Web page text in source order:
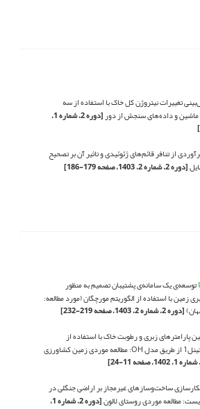
تغییرات نیتروژن کل خاک با استفاده از سه
ماشین و داده‌های سنجش از دور
[دوره 2، شماره 1،
از تنافر قائم‌های ژئوئیدی و تاثیر آن بر تصحیح
[دوره 2، شماره 2، 1403، صفحه 179-186]
توسعه‌ی یک سامانه‌ی پشتیبان تصمیم به منظور
زمین با استفاده از الگوریتم مورچگان (مورد مطالعه:
[دوره 2، شماره 2، 1403، صفحه 219-232]
پارامترهای زبری و رطوبت خاک با استفاده از
داده‌های ماهواره‌ای سنتینل1 از طریق مدل OH: مطالعه موردی زمین کشاورزی
ساخت‌‌و‌سازهای غیرمجاز بر اراضی جنگلی در
مطالعه موردی روستای لالون
[دوره 2، شماره 1،